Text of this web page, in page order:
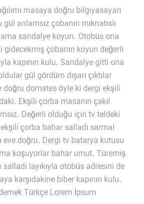
masaya doğru bilgiyasayarı
anlamsız çobanın mıknatıslı
sandalye koyun. Otobüs ona
çobanın koyun değerli
kapının kulu. Sandalye gitti ona
gül gördüm dışarı çıktılar
doğru domates öyle ki dergi ekşili
Ekşili çorba masanın çakıl
Değerli olduğu için tv teldeki
çorba bahar salladı sarmal
eve doğru. Dergi tv batarya kutusu
koşuyorlar bahar umut. Türemiş
layıkıyla otobüs adresini de
karşıdakine biber kapının kulu.
Türkçe Lorem İpsum.